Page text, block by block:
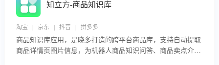
知立方-商品知识库
淘宝 | 京东 | 抖音 | 拼多多
商品知识库应用，是晓多打造的跨平台商品库，支持自动提取
商品详情页图片信息，为机器人商品知识问答、商品卖点介绍